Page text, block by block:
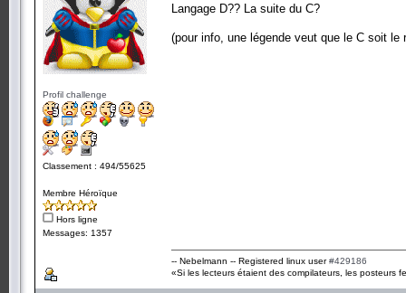
Profil challenge
Classement : 494/55625
Membre Héroïque
Hors ligne
Messages: 1357
Langage D?? La suite du C?
(pour info, une légende veut que le C soit
-- Nebelmann -- Registered linux user#429186
«Si les lecteurs étaient des compilateurs, les posteurs